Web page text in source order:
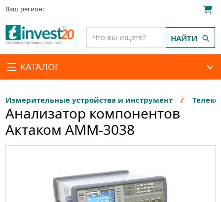
Ваш регион:
КАТАЛОГ
НАЙТИ
Измерительные устройства и инструмент
Анализатор компонентов
Актаком АММ-3038